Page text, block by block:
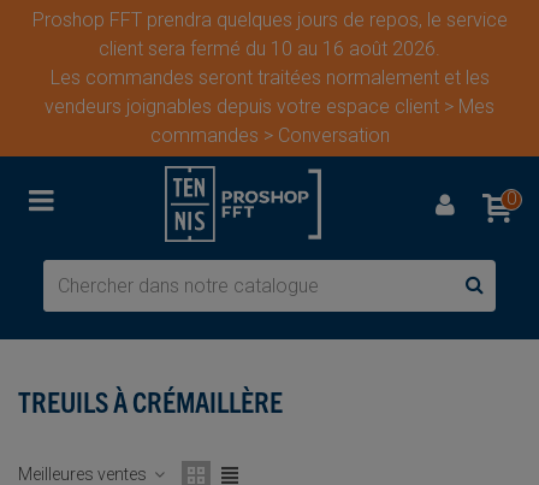
Proshop FFT prendra quelques jours de repos, le service
client sera fermé du 10 au 16 août 2026.
Les commandes seront traitées normalement et les
vendeurs joignables depuis votre espace client > Mes
commandes > Conversation
0
TREUILS À CRÉMAILLÈRE
Meilleures ventes